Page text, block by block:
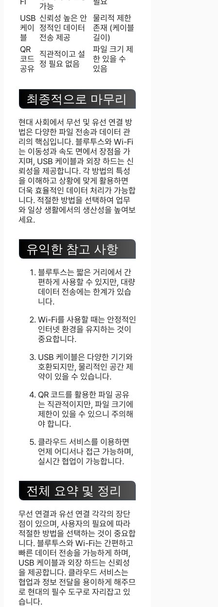
가능
USB
케이
블
신뢰성 높은 안
정적인 데이터
전송 제공
물리적 제한
존재 (케이블
길이)
QR
코드
공유
직관적이고 설
정 필요 없음
파일 크기 제
한 있을 수
있음
최종적으로 마무리
현대 사회에서 무선 및 유선 연결 방
법은 다양한 파일 전송과 데이터 관
리의 핵심입니다. 블루투스와 Wi-Fi
는 이동성과 속도 면에서 장점을 가
지며, USB 케이블과 외장 하드는 신
뢰성을 제공합니다. 각 방법의 특성
을 이해하고 상황에 맞게 활용하면
더욱 효율적인 데이터 처리가 가능합
니다. 적절한 방법을 선택하여 업무
와 일상 생활에서의 생산성을 높여보
세요.
유익한 참고 사항
블루투스는 짧은 거리에서 간
편하게 사용할 수 있지만, 대량
데이터 전송에는 한계가 있습
니다.
Wi-Fi를 사용할 때는 안정적인
인터넷 환경을 유지하는 것이
중요합니다.
USB 케이블은 다양한 기기와
호환되지만, 물리적인 공간 제
약이 있을 수 있습니다.
QR 코드를 활용한 파일 공유
는 직관적이지만, 파일 크기에
제한이 있을 수 있으니 주의해
야 합니다.
클라우드 서비스를 이용하면
언제 어디서나 접근 가능하며,
실시간 협업이 가능합니다.
전체 요약 및 정리
무선 연결과 유선 연결 각각의 장단
점이 있으며, 사용자의 필요에 따라
적절한 방법을 선택하는 것이 중요합
니다. 블루투스와 Wi-Fi는 간편하고
빠른 데이터 전송을 가능하게 하며,
USB 케이블과 외장 하드는 신뢰성
을 제공합니다. 클라우드 서비스는
협업과 정보 전달을 용이하게 해주므
로 현대의 필수 도구로 자리잡고 있
습니다.